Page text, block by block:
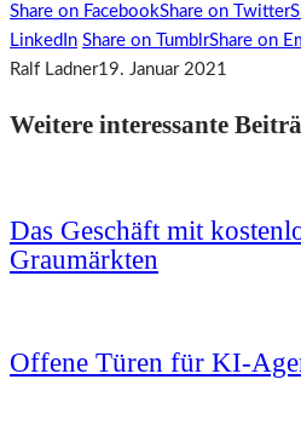
Share on FacebookShare on Twitter
LinkedIn Share on TumblrShare on
Ralf Ladner19. Januar 2021
Weitere interessante
Das Geschäft mit
Graumärkten
Offene Türen für KI-